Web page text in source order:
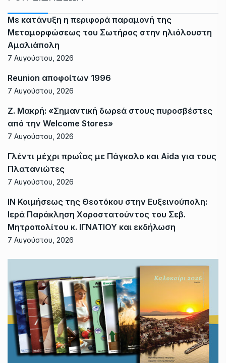
Με κατάνυξη η περιφορά παραμονή της
Μεταμορφώσεως του Σωτήρος στην ηλιόλουστη
Αμαλιάπολη
7 Αυγούστου, 2026
Reunion αποφοίτων 1996
7 Αυγούστου, 2026
Ζ. Μακρή: «Σημαντική δωρεά στους πυροσβέστες
από την Welcome Stores»
7 Αυγούστου, 2026
Γλέντι μέχρι πρωΐας με Πάγκαλο και Aida για τους
Πλατανιώτες
7 Αυγούστου, 2026
ΙΝ Κοιμήσεως της Θεοτόκου στην Ευξεινούπολη:
Ιερά Παράκληση Χοροστατούντος του Σεβ.
Μητροπολίτου κ. ΙΓΝΑΤΙΟΥ και εκδήλωση
7 Αυγούστου, 2026